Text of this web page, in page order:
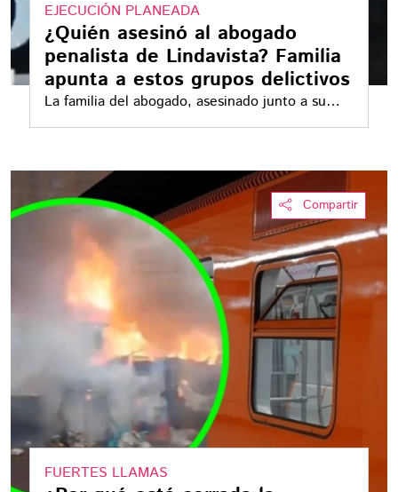
EJECUCIÓN PLANEADA
¿Quién asesinó al abogado
penalista de Lindavista? Familia
apunta a estos grupos delictivos
La familia del abogado, asesinado junto a su
esposa en Lindavista, señaló directamente a
como posibles responsables del crimen
Compartir
FUERTES LLAMAS